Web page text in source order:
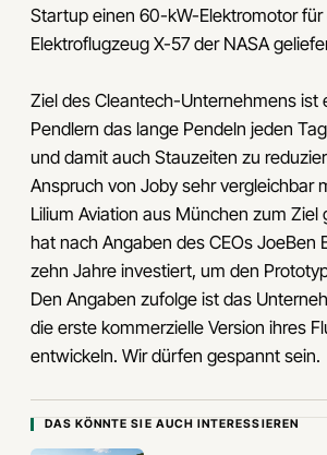
Startup einen 60-kW-Elektromotor für
Elektroflugzeug X-57 der NASA
Ziel des Cleantech-Unternehmens ist
Pendlern das lange Pendeln jeden
und damit auch Stauzeiten zu
Anspruch von Joby sehr vergleichbar
Lilium Aviation aus München zum Ziel
hat nach Angaben des CEOs JoeBen
zehn Jahre investiert, um den
Den Angaben zufolge ist das
die erste kommerzielle Version ihres
entwickeln. Wir dürfen gespannt sein.
DAS KÖNNTE SIE AUCH INTERESSIEREN